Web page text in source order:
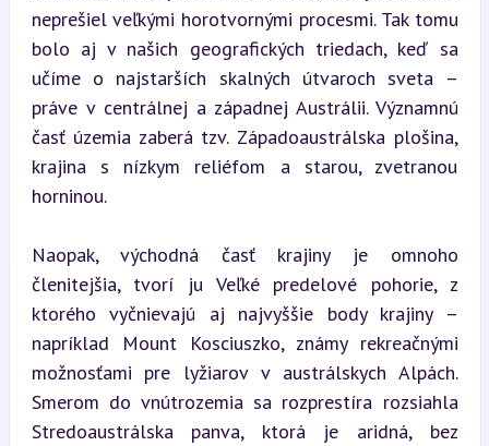
neprešiel veľkými horotvornými procesmi. Tak tomu
bolo aj v našich geografických triedach, keď sa
učíme o najstarších skalných útvaroch sveta –
práve v centrálnej a západnej Austrálii. Významnú
časť územia zaberá tzv. Západoaustrálska plošina,
krajina s nízkym reliéfom a starou, zvetranou
horninou.
Naopak, východná časť krajiny je omnoho
členitejšia, tvorí ju Veľké predelové pohorie, z
ktorého vyčnievajú aj najvyššie body krajiny –
napríklad Mount Kosciuszko, známy rekreačnými
možnosťami pre lyžiarov v austrálskych Alpách.
Smerom do vnútrozemia sa rozprestíra rozsiahla
Stredoaustrálska panva, ktorá je aridná, bez